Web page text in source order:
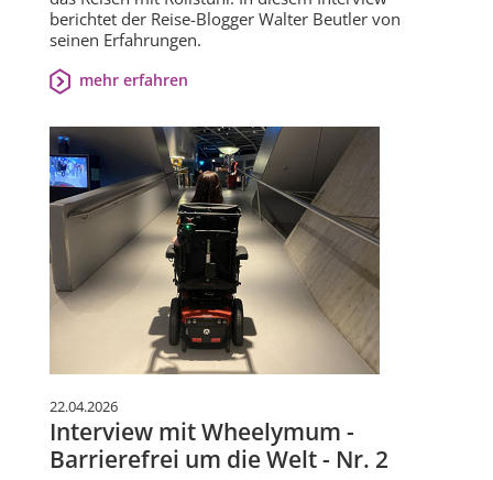
berichtet der Reise-Blogger Walter Beutler von
seinen Erfahrungen.
mehr erfahren
22.04.2026
Interview mit Wheelymum -
Barrierefrei um die Welt - Nr. 2